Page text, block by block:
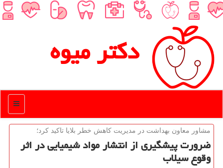
دكتر میوه
منو
مشاور معاون بهداشت در مدیریت كاهش خطر بلایا تاكید كرد؛
ضرورت پیشگیری از انتشار مواد شیمیایی در اثر
وقوع سیلاب